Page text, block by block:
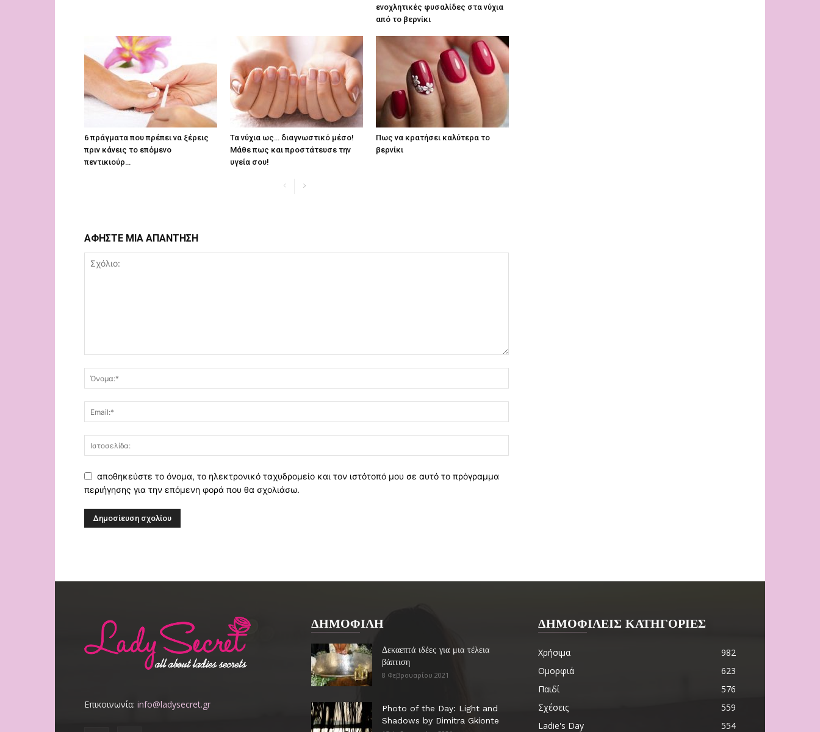
ενοχλητικές φυσαλίδες στα νύχια
από το βερνίκι
6 πράγματα που πρέπει να ξέρεις
πριν κάνεις το επόμενο
πεντικιούρ…
Τα νύχια ως… διαγνωστικό μέσο!
Μάθε πως και προστάτευσε την
υγεία σου!
Πως να κρατήσει καλύτερα το
βερνίκι
ΑΦΗΣΤΕ ΜΙΑ ΑΠΑΝΤΗΣΗ
αποθηκεύστε το όνομα, το ηλεκτρονικό ταχυδρομείο και τον ιστότοπό μου σε αυτό το πρόγραμμα
περιήγησης για την επόμενη φορά που θα σχολιάσω.
Επικοινωνία: info@ladysecret.gr
ΔΗΜΟΦΙΛΗ
Δεκαεπτά ιδέες για μια τέλεια
βάπτιση
8 Φεβρουαρίου 2021
Photo of the Day: Light and
Shadows by Dimitra Gkionte
ΔΗΜΟΦΙΛΕΙΣ ΚΑΤΗΓΟΡΙΕΣ
Χρήσιμα
982
Ομορφιά
623
Παιδί
576
Σχέσεις
559
Ladie's Day
554